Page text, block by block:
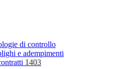
di controllo
e adempimenti
1403